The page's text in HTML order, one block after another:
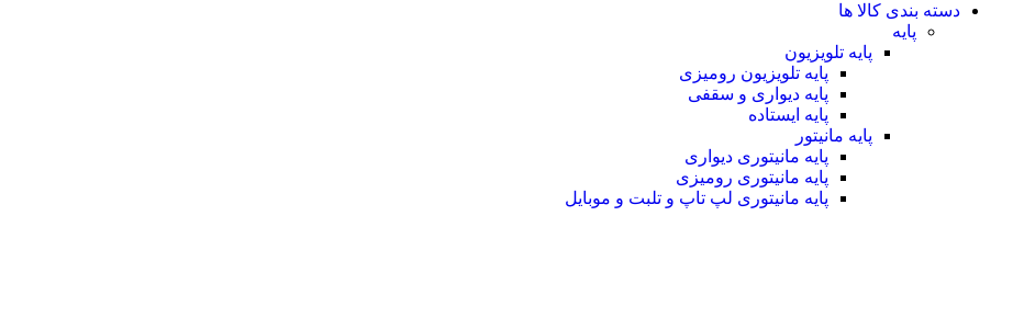
دسته بندی کالا ها
پایه
پایه تلویزیون
پایه تلویزیون رومیزی
پایه دیواری و سقفی
پایه ایستاده
پایه مانیتور
پایه مانیتوری دیواری
پایه مانیتوری رومیزی
پایه مانیتوری لپ تاپ و تلبت و موبایل